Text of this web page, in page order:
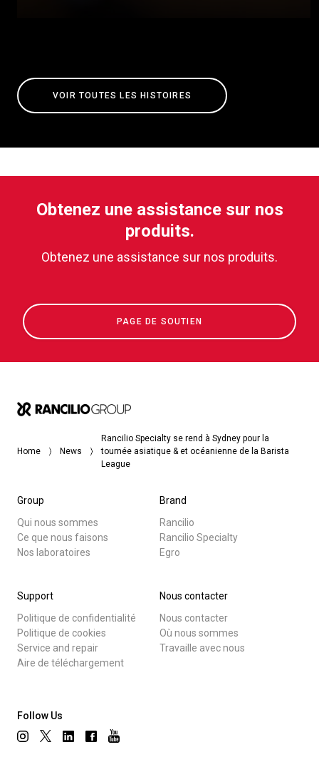
VOIR TOUTES LES HISTOIRES
Obtenez une assistance sur nos
produits.
Obtenez une assistance sur nos produits.
PAGE DE SOUTIEN
Home News
Rancilio Specialty se rend à Sydney pour la
tournée asiatique & et océanienne de la Barista
League
Group
Qui nous sommes
Ce que nous faisons
Nos laboratoires
Brand
Rancilio
Rancilio Specialty
Egro
Support
Politique de confidentialité
Politique de cookies
Service and repair
Aire de téléchargement
Nous contacter
Nous contacter
Où nous sommes
Travaille avec nous
Follow Us